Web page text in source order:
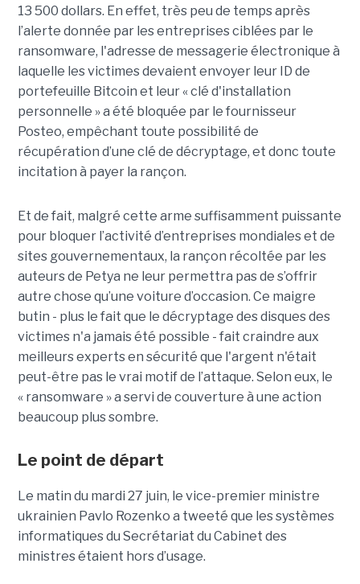
13 500 dollars. En effet, très peu de temps après
l’alerte donnée par les entreprises ciblées par le
ransomware, l'adresse de messagerie électronique à
laquelle les victimes devaient envoyer leur ID de
portefeuille Bitcoin et leur « clé d'installation
personnelle » a été bloquée par le fournisseur
Posteo, empêchant toute possibilité de
récupération d’une clé de décryptage, et donc toute
incitation à payer la rançon.
Et de fait, malgré cette arme suffisamment puissante
pour bloquer l’activité d’entreprises mondiales et de
sites gouvernementaux, la rançon récoltée par les
auteurs de Petya ne leur permettra pas de s’offrir
autre chose qu’une voiture d’occasion. Ce maigre
butin - plus le fait que le décryptage des disques des
victimes n'a jamais été possible - fait craindre aux
meilleurs experts en sécurité que l'argent n'était
peut-être pas le vrai motif de l’attaque. Selon eux, le
« ransomware » a servi de couverture à une action
beaucoup plus sombre.
Le point de départ
Le matin du mardi 27 juin, le vice-premier ministre
ukrainien Pavlo Rozenko a tweeté que les systèmes
informatiques du Secrétariat du Cabinet des
ministres étaient hors d’usage.